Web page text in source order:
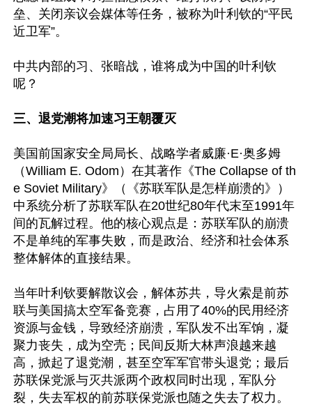
垒、关闭亲议会媒体等任务，被称为叶利钦的“平民
近卫军”。
中共内部的习、张暗战，谁将成为中国的叶利钦
呢？
三、退党潮将加速习王朝覆灭
美国前国家安全局局长、战略学者威廉·E·奥多姆
（William E. Odom）在其著作《The Collapse of th
e Soviet Military》（《苏联军队是怎样崩溃的》）
中系统分析了苏联军队在20世纪80年代末至1991年
间的瓦解过程。他的核心观点是：苏联军队的崩溃
不是单纯的军事失败，而是政治、经济和社会体系
整体解体的直接结果。
当年叶利钦要解散议会，解体苏共，导火索是前苏
联与美国搞太空军备竞赛，占用了40%的民用经济
资源与金钱，导致经济崩溃，军队发不出军饷，凝
聚力丧失，成为空壳；民间反斯大林声浪越来越
高，掀起了退党潮，甚至空军军官带头退党；最后
苏联保党派与灭共派两个政权同时出现，军队分
裂，失去军权的前苏联保党派也随之失去了权力。